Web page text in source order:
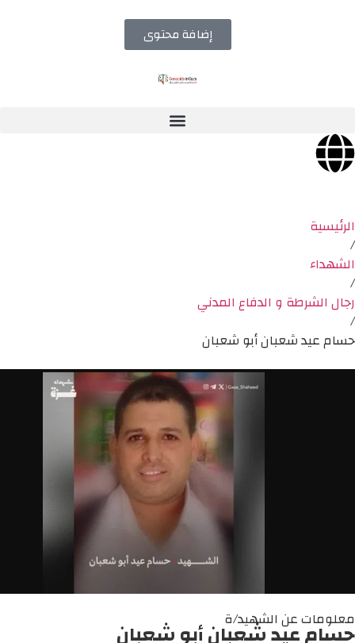
إضافة محتوى
الرئيسية
/
الشهداء
/
رجال الشرطة و الدفاع المدني
/
حسام عيد شعبان أبو شعبان
معلومات عن الشهيد/ة
حسام عيد شعبان أبو شعبان